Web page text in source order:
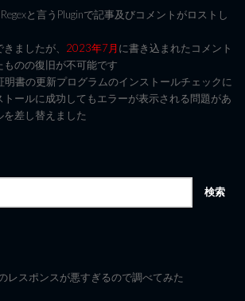
と言うPluginで記事及びコメントがロストし
ましたが、 2023年7月に書き込まれたコメント
のの復旧が不可能です
書の更新プログラムのインストールチェックに
ールに成功してもエラーが表示される問題があ
を差し替えました
レスポンスが悪すぎるので調べてみた